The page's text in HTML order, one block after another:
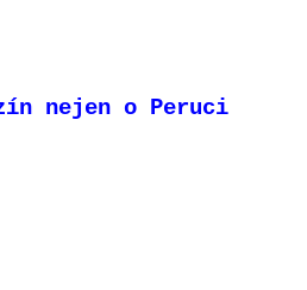
nejen o Peruci